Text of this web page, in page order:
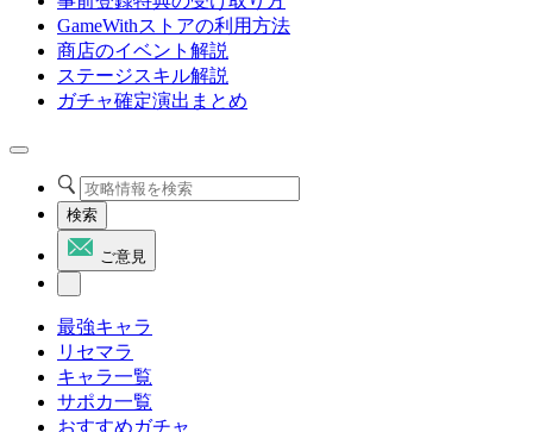
GameWithストアの利用方法
商店のイベント解説
ステージスキル解説
ガチャ確定演出まとめ
検索
ご意見
最強キャラ
リセマラ
キャラ一覧
サポカ一覧
おすすめガチャ